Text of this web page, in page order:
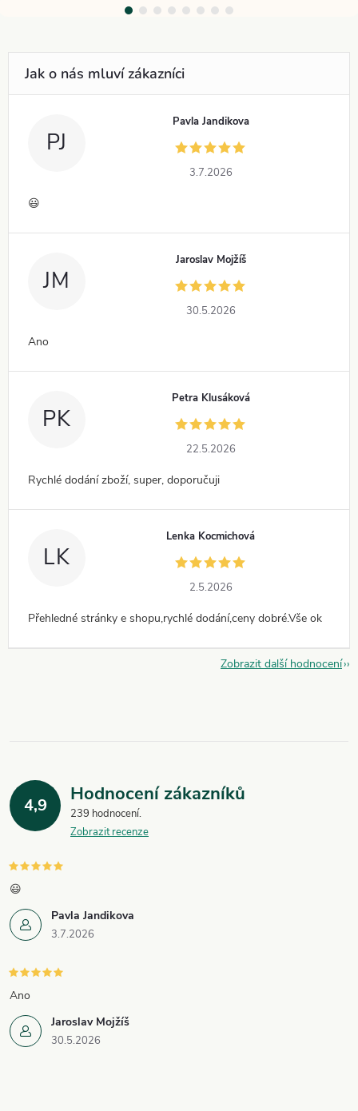
PJ
Pavla Jandikova
3.7.2026
😃
JM
Jaroslav Mojžíš
30.5.2026
Ano
PK
Petra Klusáková
22.5.2026
Rychlé dodání zboží, super, doporučuji
LK
Lenka Kocmichová
2.5.2026
Přehledné stránky e shopu,rychlé dodání,ceny dobré.Vše ok
Zobrazit další hodnocení
4,9 Hodnocení zákazníků
239 hodnocení
Zobrazit recenze
Pavla Jandikova
3.7.2026
😃
Jaroslav Mojžíš
30.5.2026
Ano